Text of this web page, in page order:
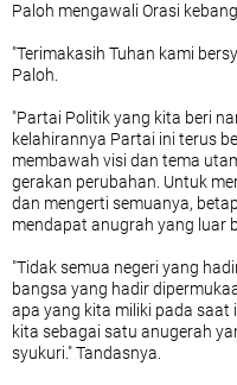
Paloh mengawali Orasi
"Terimakasih Tuhan kami
Paloh.
"Partai Politik yang kita beri
kelahirannya Partai ini terus
membawah visi dan tema
gerakan perubahan. Untuk
dan mengerti semuanya,
mendapat anugrah yang luar
"Tidak semua negeri yang
bangsa yang hadir
apa yang kita miliki pada saat
kita sebagai satu anugerah
syukuri." Tandasnya.